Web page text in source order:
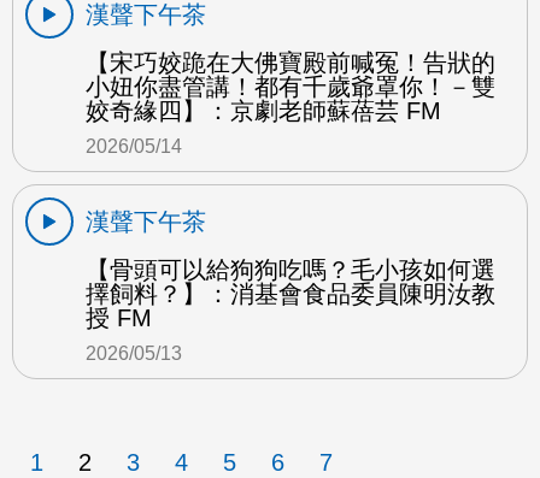
漢聲下午茶
【宋巧姣跪在大佛寶殿前喊冤！告狀的
小妞你盡管講！都有千歲爺罩你！－雙
姣奇緣四】：京劇老師蘇蓓芸 FM
2026/05/14
漢聲下午茶
【骨頭可以給狗狗吃嗎？毛小孩如何選
擇飼料？】：消基會食品委員陳明汝教
授 FM
2026/05/13
1 2 3 4 5 6 7